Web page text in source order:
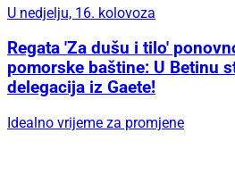
U nedjelju, 16. kolovoza
Regata 'Za dušu i tilo'
pomorske baštine: U Betinu
delegacija iz Gaete!
Idealno vrijeme za promjene